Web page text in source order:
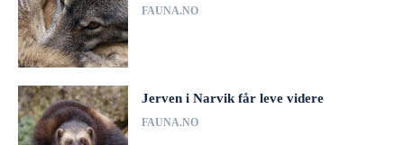
FAUNA.NO
Jerven i Narvik får leve videre
FAUNA.NO